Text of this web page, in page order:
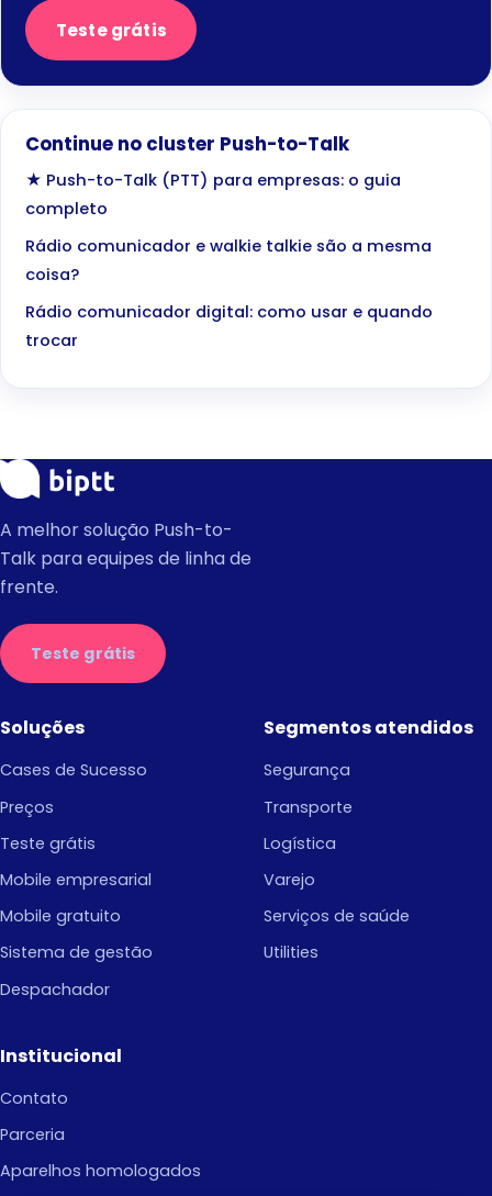
Teste grátis
Continue no cluster Push-to-Talk
★ Push-to-Talk (PTT) para empresas: o guia
completo
Rádio comunicador e walkie talkie são a mesma
coisa?
Rádio comunicador digital: como usar e quando
trocar
A melhor solução Push-to-
Talk para equipes de linha de
frente.
Teste grátis
Soluções
Cases de Sucesso
Preços
Teste grátis
Mobile empresarial
Mobile gratuito
Sistema de gestão
Despachador
Segmentos atendidos
Segurança
Transporte
Logística
Varejo
Serviços de saúde
Utilities
Institucional
Contato
Parceria
Aparelhos homologados